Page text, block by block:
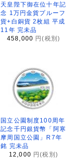
天皇陛下御在位十年記
念 1万円金貨プルーフ
貨+白銅貨 2枚組 平成
11年 完未品
458,000 円(税別)
国立公園制度100周年
記念千円銀貨幣「阿寒
摩周国立公園」R7年
銘 完未品
12,000 円(税別)